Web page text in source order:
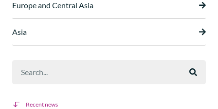
Europe and Central Asia
Asia
Recent news